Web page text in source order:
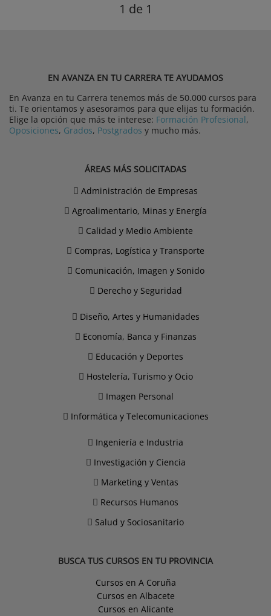
1 de 1
EN AVANZA EN TU CARRERA TE AYUDAMOS
En Avanza en tu Carrera tenemos más de 50.000 cursos para
ti. Te orientamos y asesoramos para que elijas tu formación.
Elige la opción que más te interese: Formación Profesional,
Oposiciones, Grados, Postgrados y mucho más.
ÁREAS MÁS SOLICITADAS
Administración de Empresas
Agroalimentario, Minas y Energía
Calidad y Medio Ambiente
Compras, Logística y Transporte
Comunicación, Imagen y Sonido
Derecho y Seguridad
Diseño, Artes y Humanidades
Economía, Banca y Finanzas
Educación y Deportes
Hostelería, Turismo y Ocio
Imagen Personal
Informática y Telecomunicaciones
Ingeniería e Industria
Investigación y Ciencia
Marketing y Ventas
Recursos Humanos
Salud y Sociosanitario
BUSCA TUS CURSOS EN TU PROVINCIA
Cursos en A Coruña
Cursos en Albacete
Cursos en Alicante